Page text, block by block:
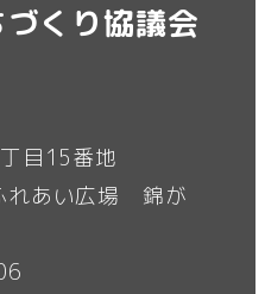
くり協議会
目15番地
れあい広場 錦が